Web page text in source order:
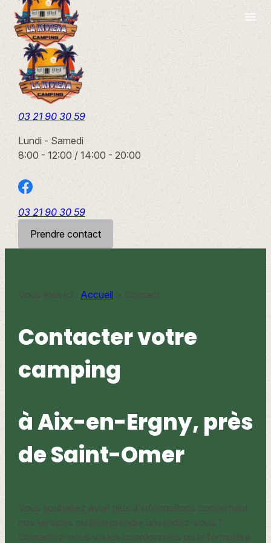
menu
03 21 90 30 59
Lundi - Samedi
8:00 - 12:00 / 14:00 - 20:00
03 21 90 30 59
Prendre contact
Vous êtes ici : Accueil > Contact
Contacter votre
camping
à Aix-en-Ergny, près
de Saint-Omer
Vous souhaitez avoir plus d'informations concernant
nos services ou bien prendre un rendez-vous ?
Contactez-nous via les coordonnées ou le formulaire
Panneau de gestion des cookies